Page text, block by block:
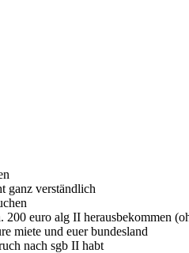
ganz verständlich
200 euro alg II herausbekommen
miete und euer bundesland
nach sgb II habt